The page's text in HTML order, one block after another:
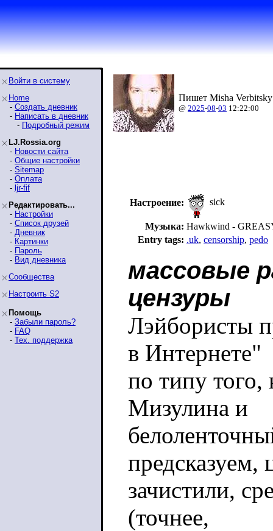
Войти в систему
Home
- Создать дневник
- Написать в дневник
- Подробный режим
LJ.Rossia.org
- Новости сайта
- Общие настройки
- Sitemap
- Оплата
- ljr-fif
Редактировать...
- Настройки
- Список друзей
- Дневник
- Картинки
- Пароль
- Вид дневника
Сообщества
Настроить S2
Помощь
- Забыли пароль?
- FAQ
- Тех. поддержка
Пишет Misha
@ 2025-08-03 12:22:00
Настроение: sick
Музыка: Hawkwind -
Entry tags: .uk, censorship, pedo
массовые
цензуры
Лэйбористы
в Интернете"
по типу того,
Мизулина и
предсказуем,
зачистили,
(точнее,